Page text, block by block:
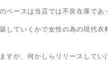
ベースは当店では不良在庫であ
していくかで女性の為の現代
すが、何かしらリリースしてい